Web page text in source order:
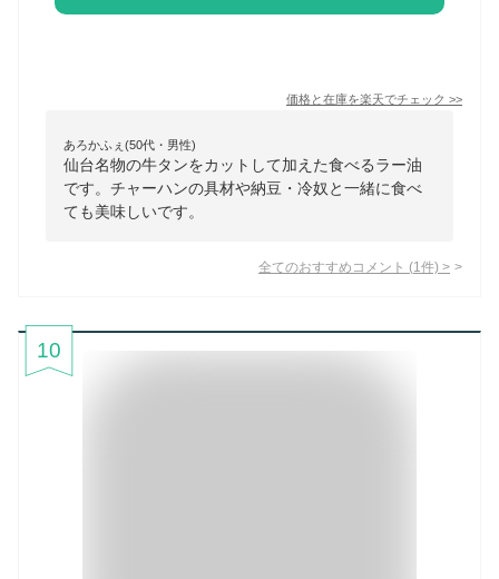
価格と在庫を楽天でチェック >>
あろかふぇ(50代・男性)
仙台名物の牛タンをカットして加えた食べるラー油
です。チャーハンの具材や納豆・冷奴と一緒に食べ
ても美味しいです。
全てのおすすめコメント (1 件) >
10